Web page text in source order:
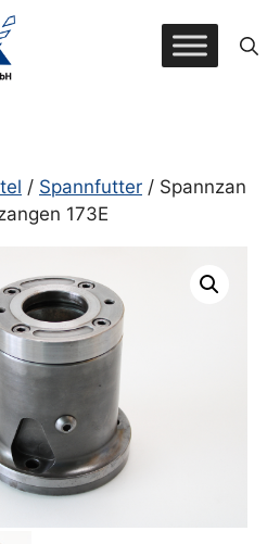
/ Spannfutter / Spannzan
173E